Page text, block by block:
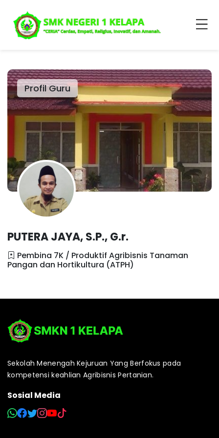
Profil Guru
PUTERA JAYA, S.P., G.r.
Pembina 7K / Produktif Agribisnis Tanaman
Pangan dan Hortikultura (ATPH)
Sekolah Menengah Kejuruan Yang Berfokus pada
kompetensi keahlian Agribisnis Pertanian.
Sosial Media